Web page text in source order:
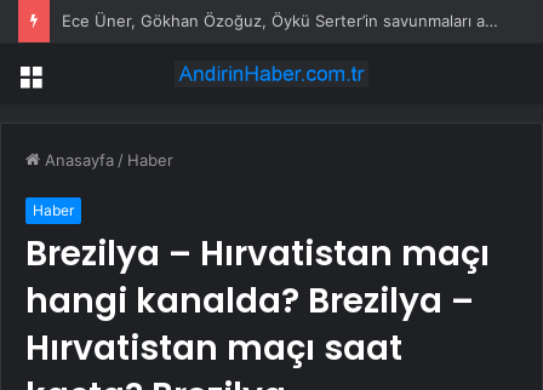
Ece Üner, Gökhan Özoğuz, Öykü Serter’in savunmaları aynı
Menü
Anasayfa / Haber
Haber
Brezilya – Hırvatistan maçı
hangi kanalda? Brezilya –
Hırvatistan maçı saat